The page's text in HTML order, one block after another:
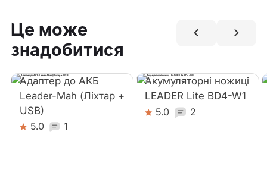
Це може
знадобитися
Адаптер до АКБ
Leader-Mah (Ліхтар +
USB)
5.0 1
Акумуляторні ножиці
LEADER Lite BD4-W1
5.0 2